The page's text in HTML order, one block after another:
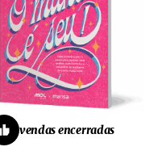
vendas encerradas